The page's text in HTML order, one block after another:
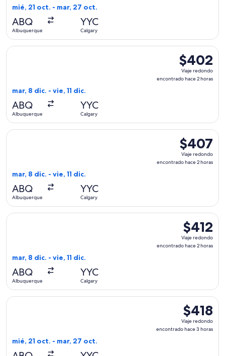
mié, 21 oct. - mar, 27 oct.
ABQ
Albuquerque
YYC
Calgary
$402
Viaje
redondo,
$402
Viaje redondo
encontrado hace 2 horas
mar, 8 dic. - vie, 11 dic.
ABQ
Albuquerque
YYC
Calgary
Seleccionar vuelo de Delta, con salida el mar, 8 dic. desde
$407
Viaje
redondo,
$407
Viaje redondo
encontrado hace 2 horas
mar, 8 dic. - vie, 11 dic.
ABQ
Albuquerque
YYC
Calgary
Seleccionar vuelo de Alaska Airlines, con salida el mar, 8
$412
Viaje
redondo,
$412
Viaje redondo
encontrado hace 2 horas
mar, 8 dic. - vie, 11 dic.
ABQ
Albuquerque
YYC
Calgary
Seleccionar vuelo de Alaska Airlines, con salida el mar, 8
$418
Viaje
redondo,
$418
Viaje redondo
encontrado hace 3 horas
mié, 21 oct. - mar, 27 oct.
Seleccionar vuelo de American Airlines, con salida el mié,